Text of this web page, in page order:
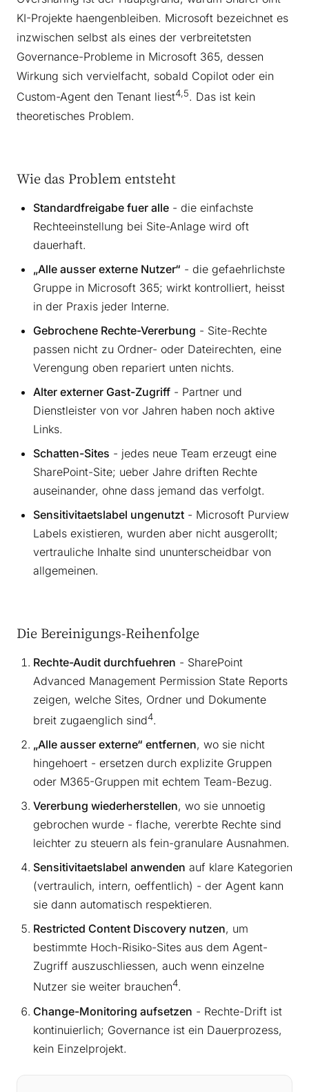
KI-Projekte haengenbleiben. Microsoft bezeichnet es
inzwischen selbst als eines der verbreitetsten
Governance-Probleme in Microsoft 365, dessen
Wirkung sich vervielfacht, sobald Copilot oder ein
Custom-Agent den Tenant liest4,5. Das ist kein
theoretisches Problem.
Wie das Problem entsteht
Standardfreigabe fuer alle - die einfachste
Rechteeinstellung bei Site-Anlage wird oft
dauerhaft.
„Alle ausser externe Nutzer“ - die gefaehrlichste
Gruppe in Microsoft 365; wirkt kontrolliert, heisst
in der Praxis jeder Interne.
Gebrochene Rechte-Vererbung - Site-Rechte
passen nicht zu Ordner- oder Dateirechten, eine
Verengung oben repariert unten nichts.
Alter externer Gast-Zugriff - Partner und
Dienstleister von vor Jahren haben noch aktive
Links.
Schatten-Sites - jedes neue Team erzeugt eine
SharePoint-Site; ueber Jahre driften Rechte
auseinander, ohne dass jemand das verfolgt.
Sensitivitaetslabel ungenutzt - Microsoft Purview
Labels existieren, wurden aber nicht ausgerollt;
vertrauliche Inhalte sind ununterscheidbar von
allgemeinen.
Die Bereinigungs-Reihenfolge
Rechte-Audit durchfuehren - SharePoint
Advanced Management Permission State Reports
zeigen, welche Sites, Ordner und Dokumente
breit zugaenglich sind4.
„Alle ausser externe“ entfernen, wo sie nicht
hingehoert - ersetzen durch explizite Gruppen
oder M365-Gruppen mit echtem Team-Bezug.
Vererbung wiederherstellen, wo sie unnoetig
gebrochen wurde - flache, vererbte Rechte sind
leichter zu steuern als fein-granulare Ausnahmen.
Sensitivitaetslabel anwenden auf klare Kategorien
(vertraulich, intern, oeffentlich) - der Agent kann
sie dann automatisch respektieren.
Restricted Content Discovery nutzen, um
bestimmte Hoch-Risiko-Sites aus dem Agent-
Zugriff auszuschliessen, auch wenn einzelne
Nutzer sie weiter brauchen4.
Change-Monitoring aufsetzen - Rechte-Drift ist
kontinuierlich; Governance ist ein Dauerprozess,
kein Einzelprojekt.